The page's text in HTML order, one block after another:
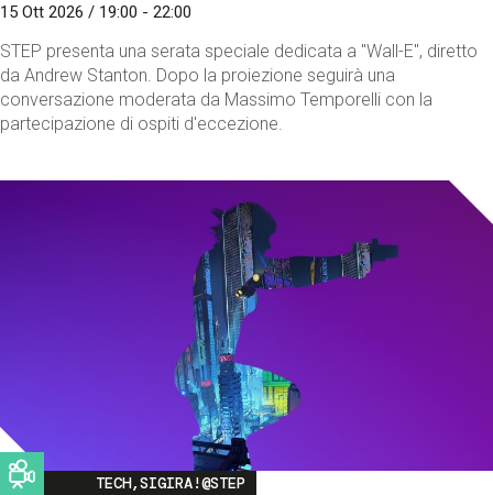
15 Ott 2026 / 19:00 - 22:00
STEP presenta una serata speciale dedicata a "Wall-E", diretto
da Andrew Stanton. Dopo la proiezione seguirà una
conversazione moderata da Massimo Temporelli con la
partecipazione di ospiti d'eccezione.
Image
TECH,SIGIRA!@STEP